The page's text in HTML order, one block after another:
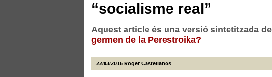
“socialisme real”
Aquest article és una versió sintetitzada de
germen de la Perestroika?
22/03/2016 Roger Castellanos